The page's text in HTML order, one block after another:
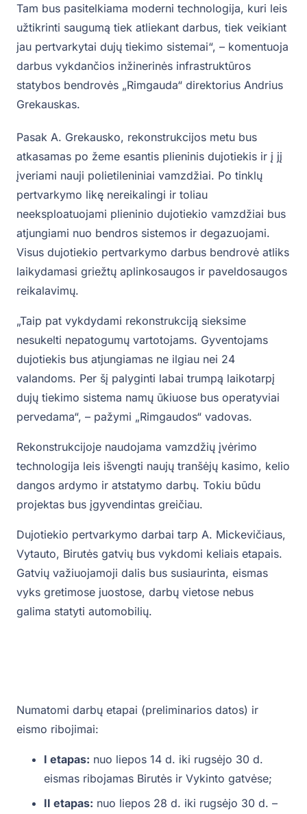
Tam bus pasitelkiama moderni technologija, kuri leis
užtikrinti saugumą tiek atliekant darbus, tiek veikiant
jau pertvarkytai dujų tiekimo sistemai“, – komentuoja
darbus vykdančios inžinerinės infrastruktūros
statybos bendrovės „Rimgauda“ direktorius Andrius
Grekauskas.
Pasak A. Grekausko, rekonstrukcijos metu bus
atkasamas po žeme esantis plieninis dujotiekis ir į jį
įveriami nauji polietileniniai vamzdžiai. Po tinklų
pertvarkymo likę nereikalingi ir toliau
neeksploatuojami plieninio dujotiekio vamzdžiai bus
atjungiami nuo bendros sistemos ir degazuojami.
Visus dujotiekio pertvarkymo darbus bendrovė atliks
laikydamasi griežtų aplinkosaugos ir paveldosaugos
reikalavimų.
„Taip pat vykdydami rekonstrukciją sieksime
nesukelti nepatogumų vartotojams. Gyventojams
dujotiekis bus atjungiamas ne ilgiau nei 24
valandoms. Per šį palyginti labai trumpą laikotarpį
dujų tiekimo sistema namų ūkiuose bus operatyviai
pervedama“, – pažymi „Rimgaudos“ vadovas.
Rekonstrukcijoje naudojama vamzdžių įvėrimo
technologija leis išvengti naujų tranšėjų kasimo, kelio
dangos ardymo ir atstatymo darbų. Tokiu būdu
projektas bus įgyvendintas greičiau.
Dujotiekio pertvarkymo darbai tarp A. Mickevičiaus,
Vytauto, Birutės gatvių bus vykdomi keliais etapais.
Gatvių važiuojamoji dalis bus susiaurinta, eismas
vyks gretimose juostose, darbų vietose nebus
galima statyti automobilių.
Numatomi darbų etapai (preliminarios datos) ir
eismo ribojimai:
I etapas: nuo liepos 14 d. iki rugsėjo 30 d.
eismas ribojamas Birutės ir Vykinto gatvėse;
II etapas: nuo liepos 28 d. iki rugsėjo 30 d. –